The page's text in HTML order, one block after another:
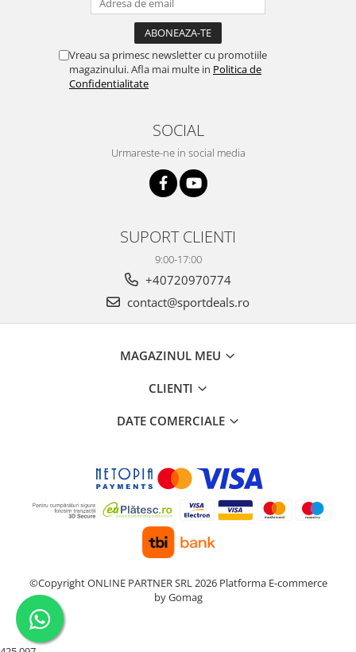
Vreau sa primesc newsletter cu promotiile
magazinului. Afla mai multe in Politica de
Confidentialitate
SOCIAL
Urmareste-ne in social media
SUPORT CLIENTI
9:00-17:00
+40720970774
contact@sportdeals.ro
MAGAZINUL MEU
CLIENTI
DATE COMERCIALE
©Copyright ONLINE PARTNER SRL 2026 Platforma E-commerce
by Gomag